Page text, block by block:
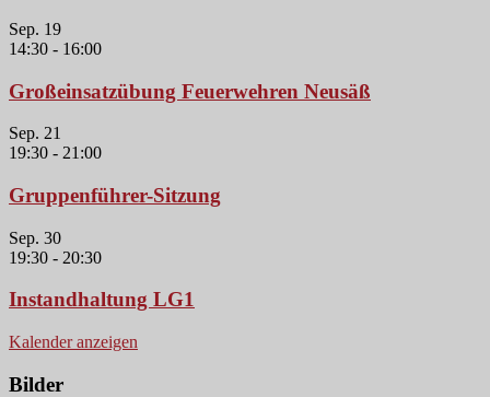
Sep. 19
14:30 - 16:00
Großeinsatzübung Feuerwehren Neusäß
Sep. 21
19:30 - 21:00
Gruppenführer-Sitzung
Sep. 30
19:30 - 20:30
Instandhaltung LG1
Kalender anzeigen
Bilder